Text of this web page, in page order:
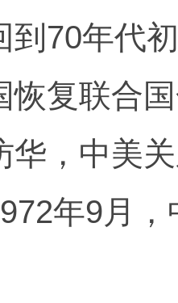
到70年代
恢复联合
华，中美
年9月